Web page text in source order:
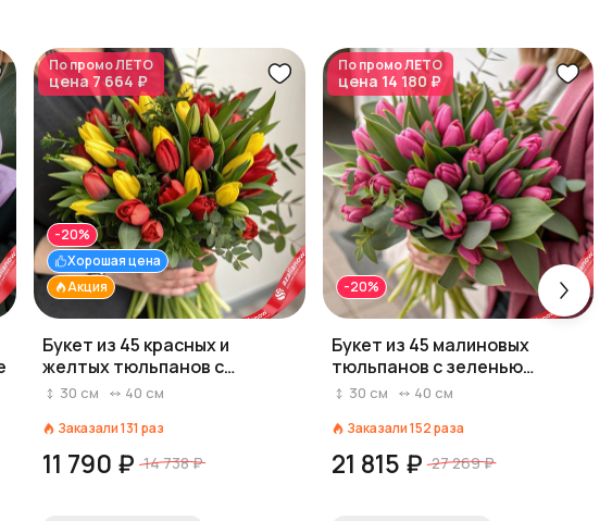
По промоЛЕТО
цена 7 664 ₽
Акция
Хорошая цена
-20%
Букет из 45 красных и
желтых тюльпанов с
рускусом
30 см 40 см
Заказали131 раз
11 790 ₽ 14 738 ₽
По промоЛЕТО
цена 14 180 ₽
-20%
Букет из 45 малиновых
тюльпанов с зеленью
фисташки
30 см 40 см
Заказали152раза
21 815 ₽ 27 269 ₽